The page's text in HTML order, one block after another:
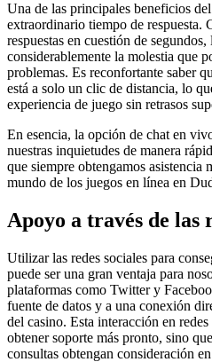
Una de las principales beneficios
extraordinario tiempo de respuesta.
respuestas en cuestión de
considerablemente la molestia que
problemas. Es reconfortante saber
está a solo un clic de distancia, lo
experiencia de juego sin retrasos
En esencia, la opción de chat en
nuestras inquietudes de manera
que siempre obtengamos asistencia
mundo de los juegos en línea en
Apoyo a través de las
Utilizar las redes sociales para
puede ser una gran ventaja para
plataformas como Twitter y
fuente de datos y a una conexión
del casino. Esta interacción en
obtener soporte más pronto, sino
consultas obtengan consideración